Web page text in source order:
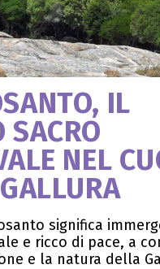
IL
SACRO
NEL
significa
e ricco di pace, a
e la natura della